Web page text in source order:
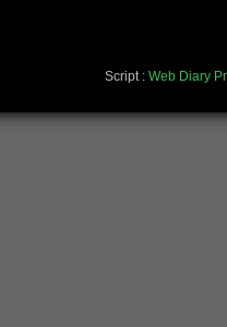
Script : Web Diary